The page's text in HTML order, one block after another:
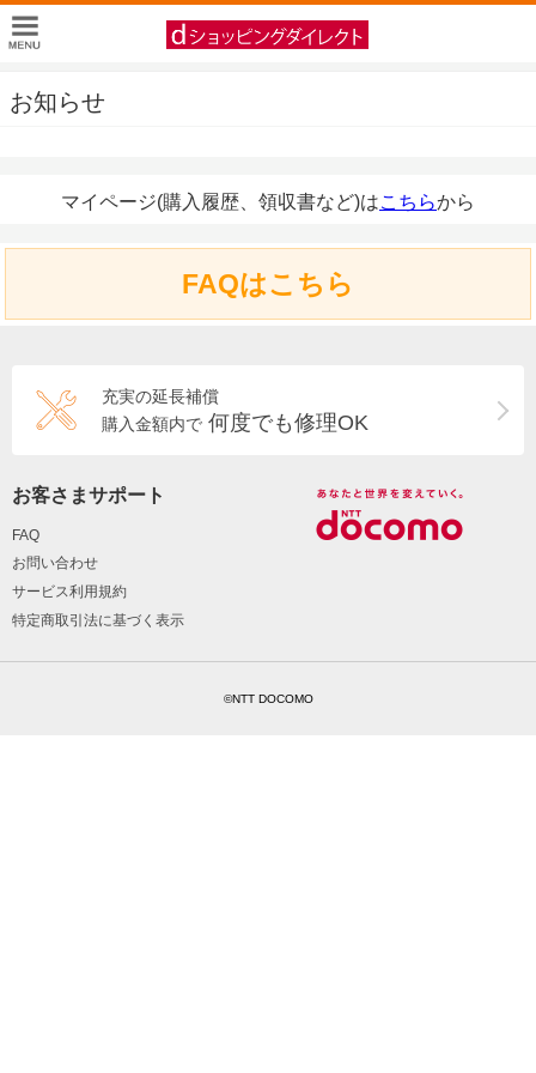
お知らせ
マイページ(購入履歴、領収書など)はこちらから
FAQはこちら
充実の延長補償
購入金額内で 何度でも修理OK
お客さまサポート
FAQ
お問い合わせ
サービス利用規約
特定商取引法に基づく表示
©NTT DOCOMO